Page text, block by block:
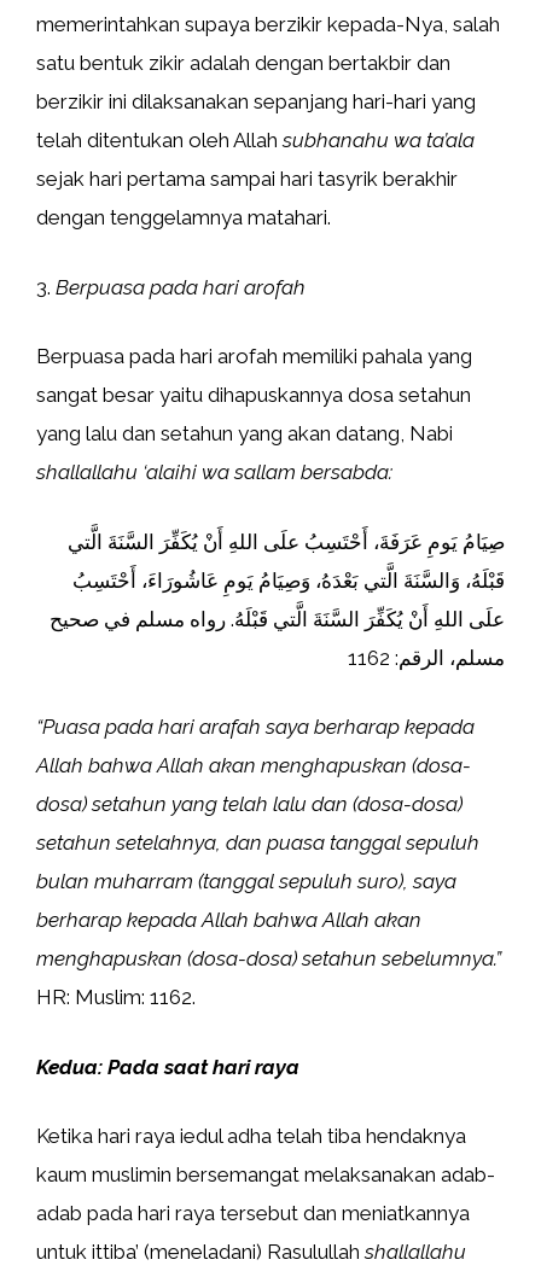
memerintahkan supaya berzikir kepada-Nya, salah
satu bentuk zikir adalah dengan bertakbir dan
berzikir ini dilaksanakan sepanjang hari-hari yang
telah ditentukan oleh Allahsubhanahu wa ta’ala
sejak hari pertama sampai hari tasyrik berakhir
dengan tenggelamnya matahari.
3. Berpuasa pada hari arofah
Berpuasa pada hari arofah memiliki pahala yang
sangat besar yaitu dihapuskannya dosa setahun
yang lalu dan setahun yang akan datang, Nabi
shallallahu ‘alaihi wa sallam bersabda:
صِيَامُ يَومِ عَرَفَةَ، أَحْتَسِبُ علَى اللهِ أَنْ يُكَفِّرَ السَّنَةَ الَّتي
قَبْلَهُ، وَالسَّنَةَ الَّتي بَعْدَهُ، وَصِيَامُ يَومِ عَاشُورَاءَ، أَحْتَسِبُ
علَى اللهِ أَنْ يُكَفِّرَ السَّنَةَ الَّتي قَبْلَهُ. رواه مسلم في صحيح
مسلم، الرقم: 1162
“Puasa pada hari arafah saya berharap kepada
Allah bahwa Allah akan menghapuskan (dosa-
dosa) setahun yang telah lalu dan (dosa-dosa)
setahun setelahnya, dan puasa tanggal sepuluh
bulan muharram (tanggal sepuluh suro), saya
berharap kepada Allah bahwa Allah akan
menghapuskan (dosa-dosa) setahun sebelumnya.”
HR: Muslim: 1162.
Kedua: Pada saat hari raya
Ketika hari raya iedul adha telah tiba hendaknya
kaum muslimin bersemangat melaksanakan adab-
adab pada hari raya tersebut dan meniatkannya
untuk ittiba’ (meneladani) Rasulullahshallallahu